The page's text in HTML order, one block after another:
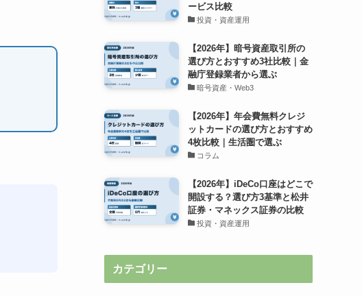
ービス比較
投資・資産運用
【2026年】暗号資産取引所の
選び方とおすすめ3社比較｜金
融庁登録業者から選ぶ
暗号資産・Web3
【2026年】年会費無料クレジ
ットカードの選び方とおすすめ
4枚比較｜生活圏で選ぶ
コラム
【2026年】iDeCo口座はどこで
開設する？選び方3基準と松井
証券・マネックス証券の比較
投資・資産運用
カテゴリー